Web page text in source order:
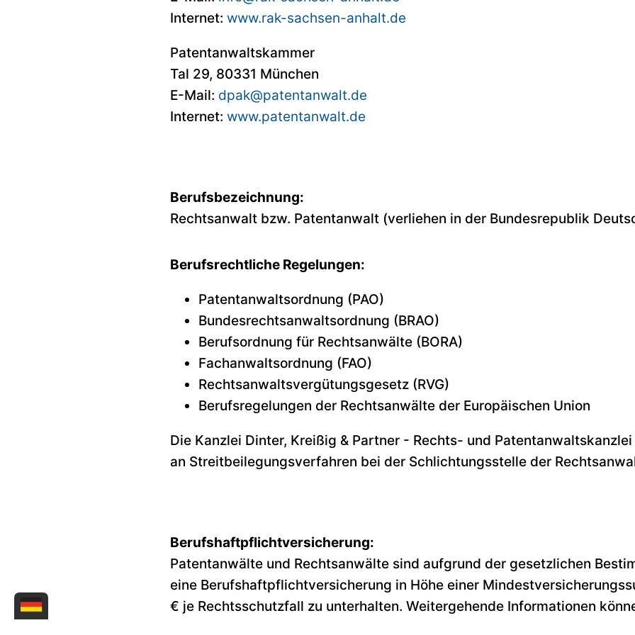
Internet: www.rak-sachsen-anhalt.de
Patentanwaltskammer
Tal 29, 80331 München
E-Mail: dpak@patentanwalt.de
Internet: www.patentanwalt.de
Berufsbezeichnung:
Rechtsanwalt bzw. Patentanwalt (verliehen in der Bundesrepublik
Berufsrechtliche Regelungen:
Patentanwaltsordnung (PAO)
Bundesrechtsanwaltsordnung (BRAO)
Berufsordnung für Rechtsanwälte (BORA)
Fachanwaltsordnung (FAO)
Rechtsanwaltsvergütungsgesetz (RVG)
Berufsregelungen der Rechtsanwälte der Europäischen Union
Die Kanzlei Dinter, Kreißig & Partner - Rechts- und
an Streitbeilegungsverfahren bei der Schlichtungsstelle der
Berufshaftpflichtversicherung:
Patentanwälte und Rechtsanwälte sind aufgrund der gesetzlichen
eine Berufshaftpflichtversicherung in Höhe einer
€ je Rechtsschutzfall zu unterhalten. Weitergehende Informationen